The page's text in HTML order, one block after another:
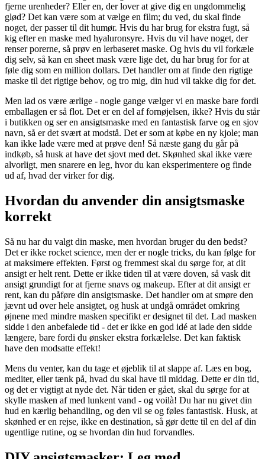
fjerne urenheder? Eller en, der lover at give dig en ungdommelig
glød? Det kan være som at vælge en film; du ved, du skal finde
noget, der passer til dit humør. Hvis du har brug for ekstra fugt, så
kig efter en maske med hyaluronsyre. Hvis du vil have noget, der
renser porerne, så prøv en lerbaseret maske. Og hvis du vil forkæle
dig selv, så kan en sheet mask være lige det, du har brug for for at
føle dig som en million dollars. Det handler om at finde den rigtige
maske til det rigtige behov, og tro mig, din hud vil takke dig for det.
Men lad os være ærlige - nogle gange vælger vi en maske bare fordi
emballagen er så flot. Det er en del af fornøjelsen, ikke? Hvis du står
i butikken og ser en ansigtsmaske med en fantastisk farve og en sjov
navn, så er det svært at modstå. Det er som at købe en ny kjole; man
kan ikke lade være med at prøve den! Så næste gang du går på
indkøb, så husk at have det sjovt med det. Skønhed skal ikke være
alvorligt, men snarere en leg, hvor du kan eksperimentere og finde
ud af, hvad der virker for dig.
Hvordan du anvender din ansigtsmaske
korrekt
Så nu har du valgt din maske, men hvordan bruger du den bedst?
Det er ikke rocket science, men der er nogle tricks, du kan følge for
at maksimere effekten. Først og fremmest skal du sørge for, at dit
ansigt er helt rent. Dette er ikke tiden til at være doven, så vask dit
ansigt grundigt for at fjerne snavs og makeup. Efter at dit ansigt er
rent, kan du påføre din ansigtsmaske. Det handler om at smøre den
jævnt ud over hele ansigtet, og husk at undgå området omkring
øjnene med mindre masken specifikt er designet til det. Lad masken
sidde i den anbefalede tid - det er ikke en god idé at lade den sidde
længere, bare fordi du ønsker ekstra forkælelse. Det kan faktisk
have den modsatte effekt!
Mens du venter, kan du tage et øjeblik til at slappe af. Læs en bog,
mediter, eller tænk på, hvad du skal have til middag. Dette er din tid,
og det er vigtigt at nyde det. Når tiden er gået, skal du sørge for at
skylle masken af med lunkent vand - og voilà! Du har nu givet din
hud en kærlig behandling, og den vil se og føles fantastisk. Husk, at
skønhed er en rejse, ikke en destination, så gør dette til en del af din
ugentlige rutine, og se hvordan din hud forvandles.